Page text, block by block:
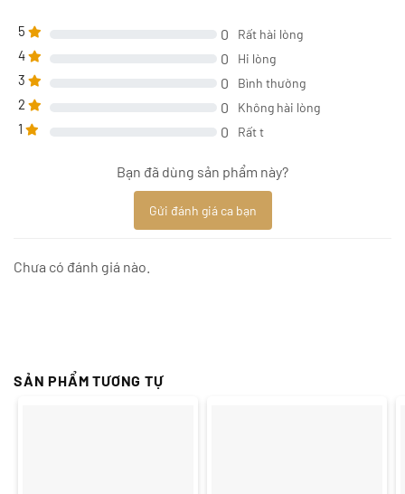
5 0 Rất hài lòng
4 0 Hi lòng
3 0 Bình thường
2 0 Không hài lòng
1 0 Rất t
Bạn đã dùng sản phẩm này?
Gửi đánh giá ca bạn
Chưa có đánh giá nào.
SẢN PHẨM TƯƠNG TỰ